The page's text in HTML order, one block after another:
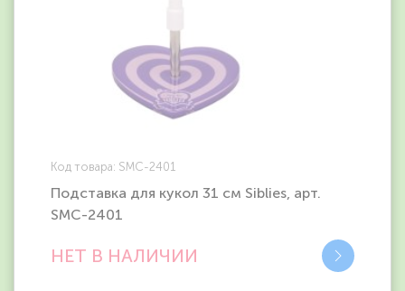
Код товара: SMC-2401
Подставка для кукол 31 см Siblies, арт.
SMC-2401
НЕТ В НАЛИЧИИ